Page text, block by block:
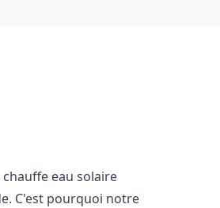
eau solaire
C'est pourquoi notre